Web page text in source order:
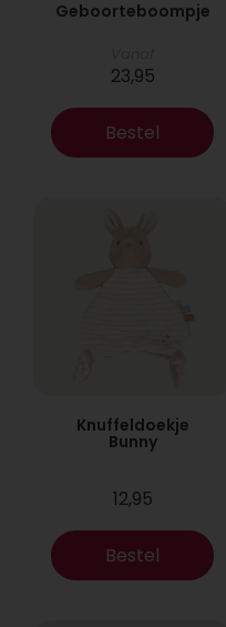
Geboorteboompje
23,95
Bestel
Knuffeldoekje
Bunny
12,95
Bestel